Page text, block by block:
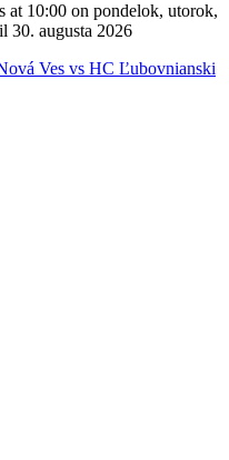
at 10:00 on pondelok, utorok,
30. augusta 2026
Ves vs HC Ľubovnianski